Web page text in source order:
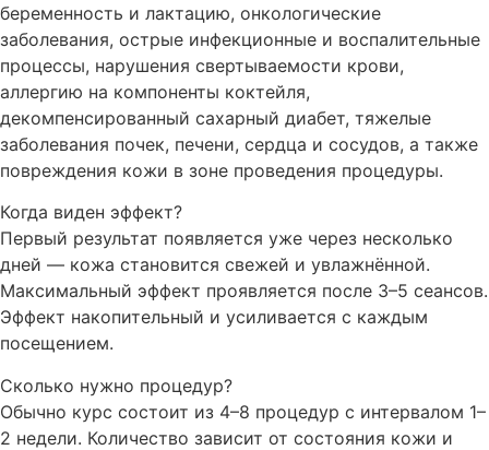
беременность и лактацию, онкологические
заболевания, острые инфекционные и воспалительные
процессы, нарушения свертываемости крови,
аллергию на компоненты коктейля,
декомпенсированный сахарный диабет, тяжелые
заболевания почек, печени, сердца и сосудов, а также
повреждения кожи в зоне проведения процедуры.
Когда виден эффект?
Первый результат появляется уже через несколько
дней — кожа становится свежей и увлажнённой.
Максимальный эффект проявляется после 3–5 сеансов.
Эффект накопительный и усиливается с каждым
посещением.
Сколько нужно процедур?
Обычно курс состоит из 4–8 процедур с интервалом 1–
2 недели. Количество зависит от состояния кожи и